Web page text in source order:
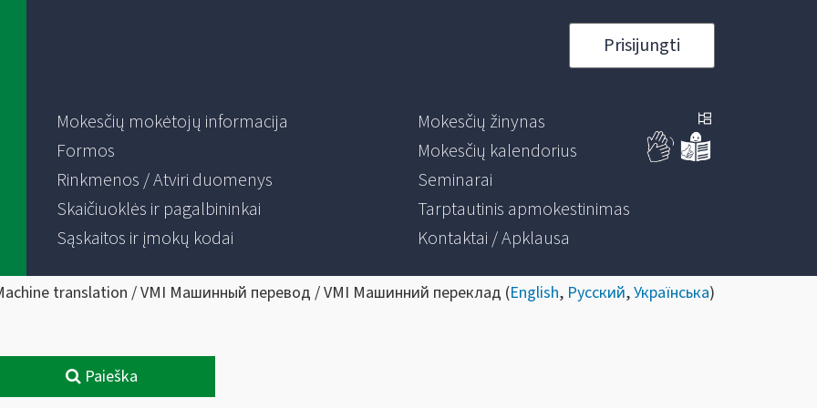
Prisijungti
Mokesčių mokėtojų informacija
Formos
Rinkmenos / Atviri duomenys
Skaičiuoklės ir pagalbininkai
Sąskaitos ir įmokų kodai
Mokesčių žinynas
Mokesčių kalendorius
Seminarai
Tarptautinis apmokestinimas
Kontaktai / Apklausa
translation / VMI Машинный перевод / VMI Машинний переклад (English, Русский,Українська)
Paieška